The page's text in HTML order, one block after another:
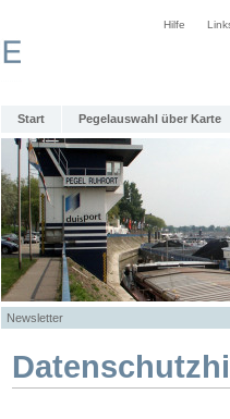
Hilfe
Start Pegelauswahl über Karte
Newsletter